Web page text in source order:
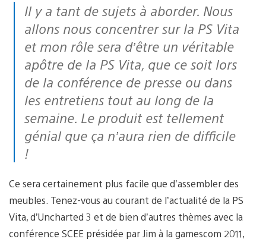
Il y a tant de sujets à aborder. Nous
allons nous concentrer sur la PS Vita
et mon rôle sera d’être un véritable
apôtre de la PS Vita, que ce soit lors
de la conférence de presse ou dans
les entretiens tout au long de la
semaine. Le produit est tellement
génial que ça n’aura rien de difficile
!
Ce sera certainement plus facile que d’assembler des
meubles. Tenez-vous au courant de l’actualité de la PS
Vita, d’Uncharted 3 et de bien d’autres thèmes avec la
conférence SCEE présidée par Jim à la gamescom 2011,